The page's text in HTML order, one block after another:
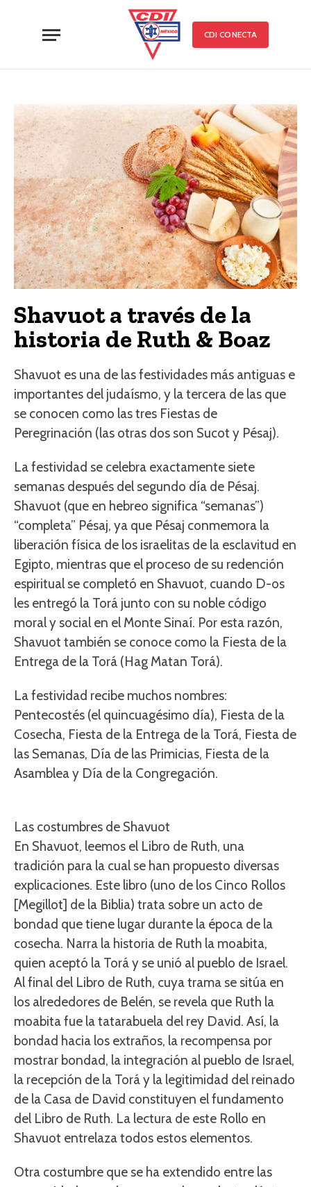
CDI CONECTA
Shavuot a través de la
historia de Ruth & Boaz
Shavuot es una de las festividades más antiguas e
importantes del judaísmo, y la tercera de las que
se conocen como las tres Fiestas de
Peregrinación (las otras dos son Sucot y Pésaj).
La festividad se celebra exactamente siete
semanas después del segundo día de Pésaj.
Shavuot (que en hebreo significa “semanas”)
“completa” Pésaj, ya que Pésaj conmemora la
liberación física de los israelitas de la esclavitud en
Egipto, mientras que el proceso de su redención
espiritual se completó en Shavuot, cuando D-os
les entregó la Torá junto con su noble código
moral y social en el Monte Sinaí. Por esta razón,
Shavuot también se conoce como la Fiesta de la
Entrega de la Torá (Hag Matan Torá).
La festividad recibe muchos nombres:
Pentecostés (el quincuagésimo día), Fiesta de la
Cosecha, Fiesta de la Entrega de la Torá, Fiesta de
las Semanas, Día de las Primicias, Fiesta de la
Asamblea y Día de la Congregación.
Las costumbres de Shavuot
En Shavuot, leemos el Libro de Ruth, una
tradición para la cual se han propuesto diversas
explicaciones. Este libro (uno de los Cinco Rollos
[Megillot] de la Biblia) trata sobre un acto de
bondad que tiene lugar durante la época de la
cosecha. Narra la historia de Ruth la moabita,
quien aceptó la Torá y se unió al pueblo de Israel.
Al final del Libro de Ruth, cuya trama se sitúa en
los alrededores de Belén, se revela que Ruth la
moabita fue la tatarabuela del rey David. Así, la
bondad hacia los extraños, la recompensa por
mostrar bondad, la integración al pueblo de Israel,
la recepción de la Torá y la legitimidad del reinado
de la Casa de David constituyen el fundamento
del Libro de Ruth. La lectura de este Rollo en
Shavuot entrelaza todos estos elementos.
Otra costumbre que se ha extendido entre las